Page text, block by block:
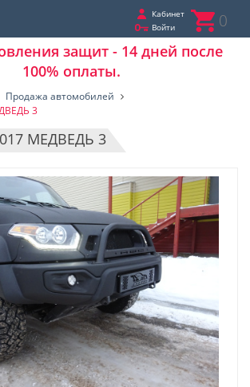
Кабинет
Войти
0
защит - 14 дней после
100% оплаты.
Продажа автомобилей
3
МЕДВЕДЬ 3